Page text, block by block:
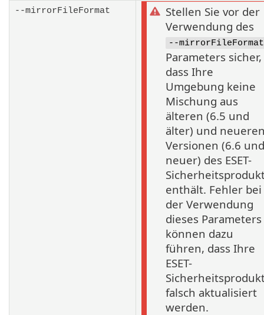
--mirrorFileFormat
Stellen Sie vor der
Verwendung des
--mirrorFileFormat
Parameters sicher,
dass Ihre
Umgebung keine
Mischung aus
älteren (6.5 und
älter) und
Versionen (6.6 und
neuer) des ESET-
enthält. Fehler bei
der Verwendung
dieses Parameters
können dazu
führen, dass Ihre
ESET-
falsch aktualisiert
werden.